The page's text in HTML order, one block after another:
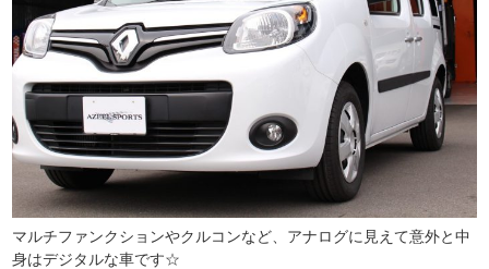
マルチファンクションやクルコンなど、アナログに見えて意外と中
身はデジタルな車です☆